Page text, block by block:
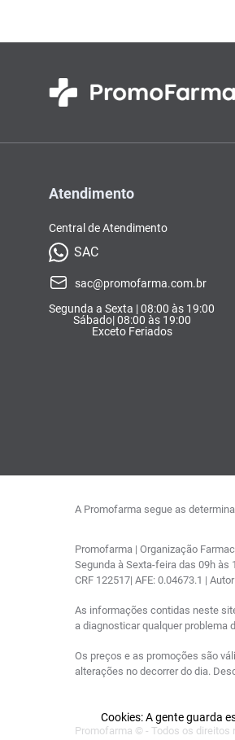
Cookies: A gente guarda
Atendimento
Central de Atendimento
SAC
sac@promofarma.com.br
Segunda a Sexta | 08:00 às 19:00
Sábado| 08:00 às 19:00
Exceto Feriados
A Promofarma segue as
Promofarma | Organização
Segunda à Sexta-feira das 09h às
CRF 122517| AFE: 0.04673.1 |
As informações contidas neste
a diagnosticar qualquer problema
Os preços e as promoções são
alterações no decorrer do dia.
Promofarma © - Todos os direitos